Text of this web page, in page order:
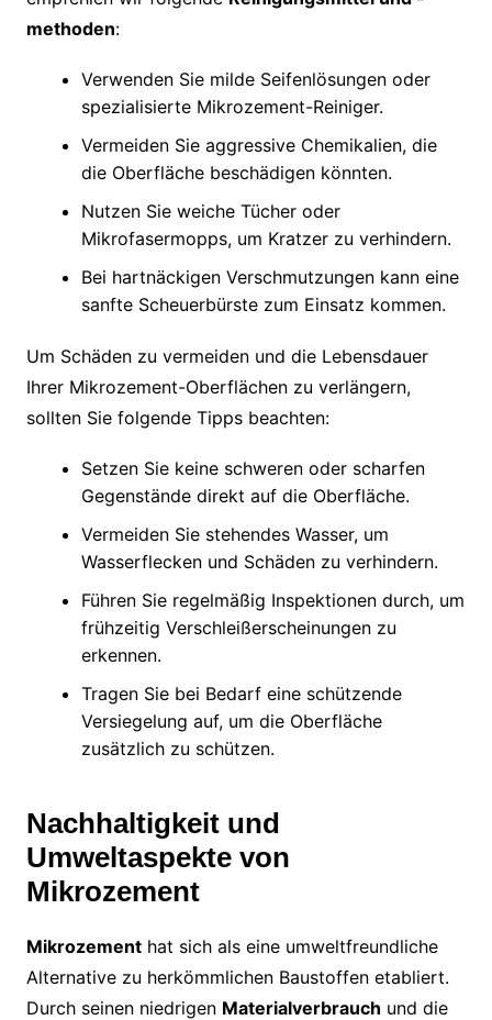
methoden:
Verwenden Sie milde Seifenlösungen oder
spezialisierte Mikrozement-Reiniger.
Vermeiden Sie aggressive Chemikalien, die
die Oberfläche beschädigen könnten.
Nutzen Sie weiche Tücher oder
Mikrofasermopps, um Kratzer zu verhindern.
Bei hartnäckigen Verschmutzungen kann eine
sanfte Scheuerbürste zum Einsatz kommen.
Um Schäden zu vermeiden und die Lebensdauer
Ihrer Mikrozement-Oberflächen zu verlängern,
sollten Sie folgende Tipps beachten:
Setzen Sie keine schweren oder scharfen
Gegenstände direkt auf die Oberfläche.
Vermeiden Sie stehendes Wasser, um
Wasserflecken und Schäden zu verhindern.
Führen Sie regelmäßig Inspektionen durch, um
frühzeitig Verschleißerscheinungen zu
erkennen.
Tragen Sie bei Bedarf eine schützende
Versiegelung auf, um die Oberfläche
zusätzlich zu schützen.
Nachhaltigkeit und
Umweltaspekte von
Mikrozement
Mikrozementhat sich als eine umweltfreundliche
Alternative zu herkömmlichen Baustoffen etabliert.
Durch seinen niedrigen Materialverbrauch und die